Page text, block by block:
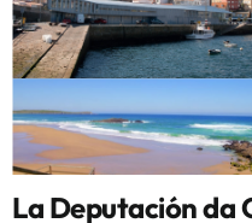
La Deputación da